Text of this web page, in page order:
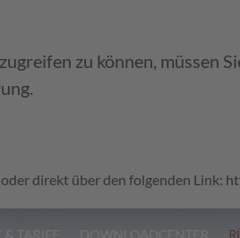
zu können, müssen
direkt über den folgenden Link: